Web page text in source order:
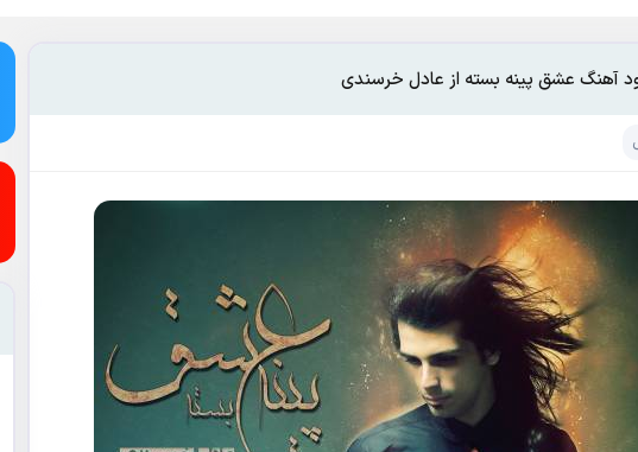
آهنگ عشق پینه بسته از عادل خرسندی